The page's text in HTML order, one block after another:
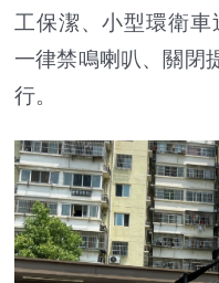
工保潔、小型環衛
一律禁鳴喇叭、關閉
行。